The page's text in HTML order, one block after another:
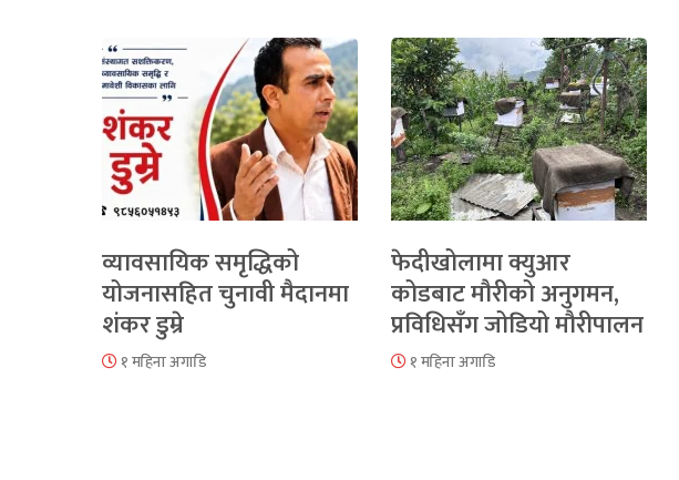
व्यावसायिक समृद्धिको
योजनासहित चुनावी मैदानमा
शंकर डुम्रे
१ महिना अगाडि
फेदीखोलामा क्युआर
कोडबाट मौरीको अनुगमन,
प्रविधिसँग जोडियो मौरीपालन
१ महिना अगाडि